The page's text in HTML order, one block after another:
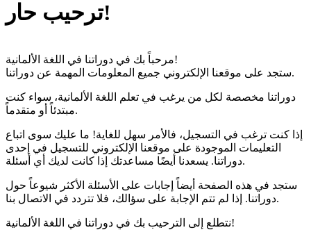
ترحيب حار!
مرحباً بك في دوراتنا في اللغة الألمانية!
ستجد على موقعنا الإلكتروني جميع المعلومات المهمة عن دوراتنا.
دوراتنا مخصصة لكل من يرغب في تعلم اللغة الألمانية، سواء كنت
مبتدئاً أو متقدماً.
إذا كنت ترغب في التسجيل، فالأمر سهل للغاية! ما عليك سوى اتباع
التعليمات الموجودة على موقعنا الإلكتروني للتسجيل في إحدى
دوراتنا. يسعدنا أيضًا مساعدتك إذا كانت لديك أي أسئلة.
ستجد في هذه الصفحة أيضاً إجابات على الأسئلة الأكثر شيوعاً حول
دوراتنا. إذا لم تتم الإجابة على سؤالك، فلا تتردد في الاتصال بنا.
نتطلع إلى الترحيب بك في دوراتنا في اللغة الألمانية!